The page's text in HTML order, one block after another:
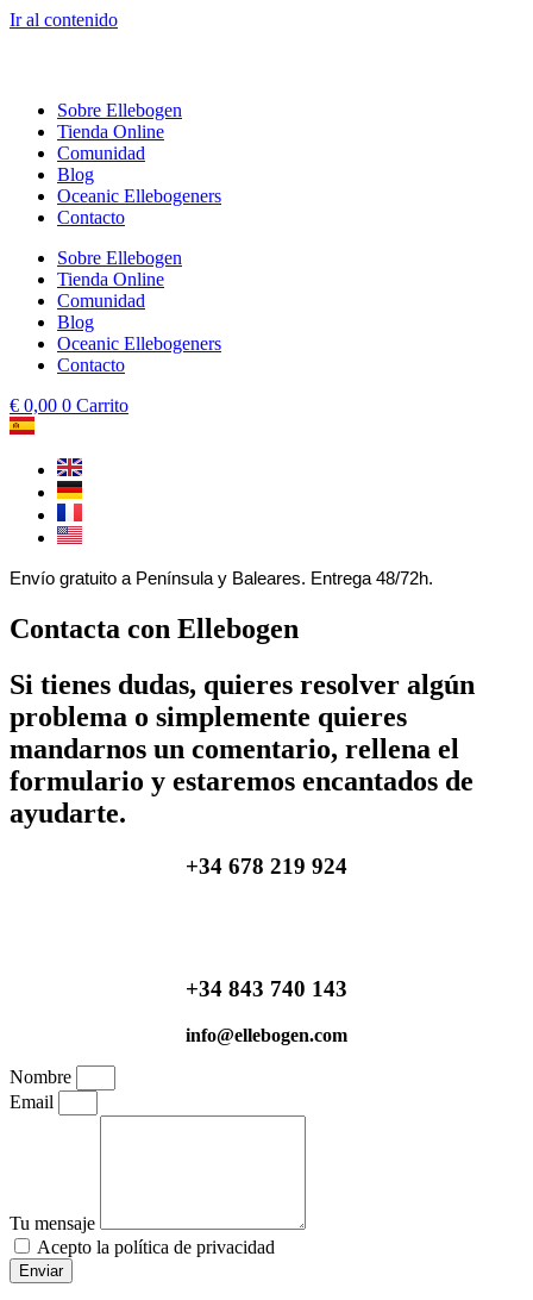
Ir al contenido
Sobre Ellebogen
Tienda Online
Comunidad
Blog
Oceanic Ellebogeners
Contacto
Sobre Ellebogen
Tienda Online
Comunidad
Blog
Oceanic Ellebogeners
Contacto
€ 0,00 0 Carrito
Envío gratuito a Península y Baleares. Entrega 48/72h.
Contacta con Ellebogen
Si tienes dudas, quieres resolver algún
problema o simplemente quieres
mandarnos un comentario, rellena el
formulario y estaremos encantados de
ayudarte.
+34 678 219 924
+34 843 740 143
info@ellebogen.com
Nombre
Email
Tu mensaje
Acepto la política de privacidad
Enviar